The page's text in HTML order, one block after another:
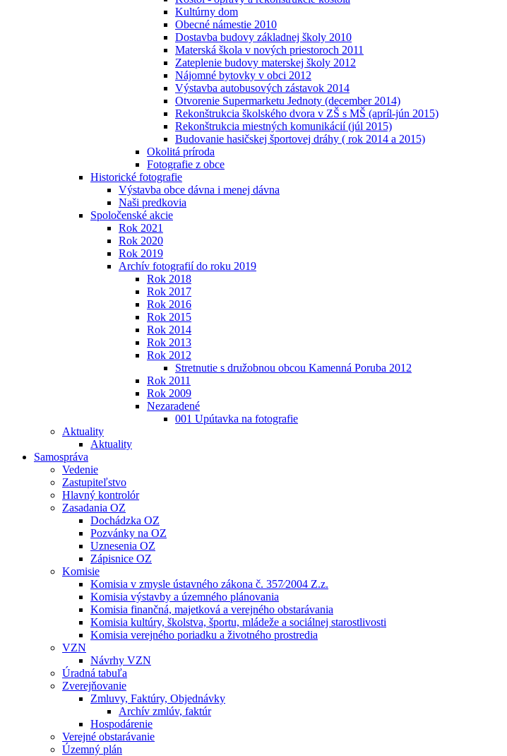
Kultúrny dom
Obecné námestie 2010
Dostavba budovy základnej školy 2010
Materská škola v nových priestoroch 2011
Zateplenie budovy materskej školy 2012
Nájomné bytovky v obci 2012
Výstavba autobusových zástavok 2014
Otvorenie Supermarketu Jednoty (december 2014)
Rekonštrukcia školského dvora v ZŠ s MŠ (apríl-jún 2015)
Rekonštrukcia miestných komunikácií (júl 2015)
Budovanie hasičskej športovej dráhy ( rok 2014 a 2015)
Okolitá príroda
Fotografie z obce
Historické fotografie
Výstavba obce dávna i menej dávna
Naši predkovia
Spoločenské akcie
Rok 2021
Rok 2020
Rok 2019
Archív fotografií do roku 2019
Rok 2018
Rok 2017
Rok 2016
Rok 2015
Rok 2014
Rok 2013
Rok 2012
Stretnutie s družobnou obcou Kamenná Poruba 2012
Rok 2011
Rok 2009
Nezaradené
001 Upútavka na fotografie
Aktuality
Aktuality
Samospráva
Vedenie
Zastupiteľstvo
Hlavný kontrolór
Zasadania OZ
Dochádzka OZ
Pozvánky na OZ
Uznesenia OZ
Zápisnice OZ
Komisie
Komisia v zmysle ústavného zákona č. 357⁄2004 Z.z.
Komisia výstavby a územného plánovania
Komisia finančná, majetková a verejného obstarávania
Komisia kultúry, školstva, športu, mládeže a sociálnej starostlivosti
Komisia verejného poriadku a životného prostredia
VZN
Návrhy VZN
Úradná tabuľa
Zverejňovanie
Zmluvy, Faktúry, Objednávky
Archív zmlúv, faktúr
Hospodárenie
Verejné obstarávanie
Územný plán